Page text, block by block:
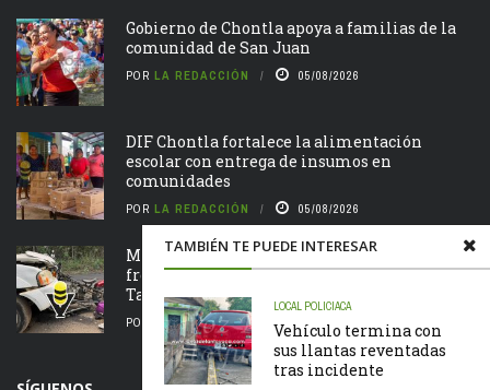
TAMBIÉN TE PUEDE INTERESAR
LOCAL POLICIACA
Vehículo termina con
sus llantas reventadas
tras incidente
Gobierno de Chontla apoya a familias de la
comunidad de San Juan
POR LA REDACCIÓN 05/08/2026
DIF Chontla fortalece la alimentación
escolar con entrega de insumos en
comunidades
POR LA REDACCIÓN 05/08/2026
Motociclista resulta lesionado tras chocar de
frente contra una camioneta en la Álamo –
Tamazunchale
POR LA REDACCIÓN 05/08/2026